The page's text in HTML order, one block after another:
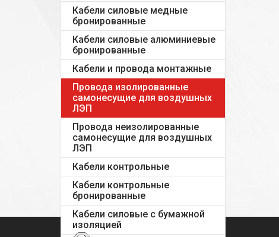
Кабели силовые медные
бронированные
Кабели силовые алюминиевые
бронированные
Кабели и провода монтажные
Провода изолированные
самонесущие для воздушных
ЛЭП
Провода неизолированные
самонесущие для воздушных
ЛЭП
Кабели контрольные
Кабели контрольные
бронированные
Кабели силовые с бумажной
изоляцией